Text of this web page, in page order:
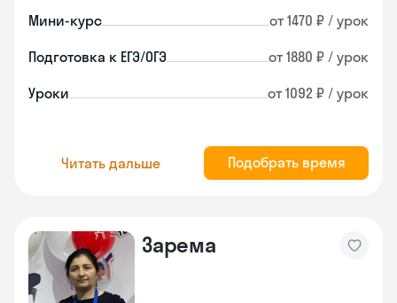
Мини-курс от 1470 ₽ / урок
Подготовка к ЕГЭ/ОГЭ от 1880 ₽ / урок
Уроки от 1092 ₽ / урок
Читать дальше Подобрать время
Зарема